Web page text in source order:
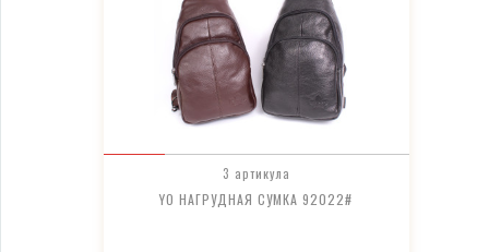
3 артикула
YO НАГРУДНАЯ СУМКА 92022#